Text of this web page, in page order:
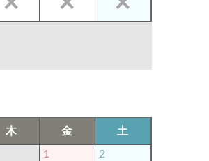
木 金 土
1 2